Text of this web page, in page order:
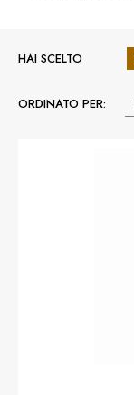
HAI SCELTO
ORDINATO PER: